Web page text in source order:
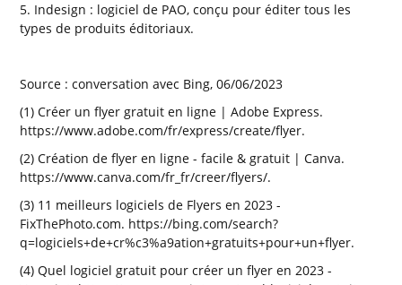
5. Indesign : logiciel de PAO, conçu pour éditer tous les
types de produits éditoriaux.
Source : conversation avec Bing, 06/06/2023
(1) Créer un flyer gratuit en ligne | Adobe Express.
https://www.adobe.com/fr/express/create/flyer.
(2) Création de flyer en ligne - facile & gratuit | Canva.
https://www.canva.com/fr_fr/creer/flyers/.
(3) 11 meilleurs logiciels de Flyers en 2023 -
FixThePhoto.com. https://bing.com/search?
q=logiciels+de+cr%c3%a9ation+gratuits+pour+un+flyer.
(4) Quel logiciel gratuit pour créer un flyer en 2023 -